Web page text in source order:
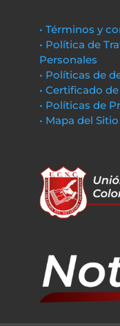
• Términos y
• Política de
Personales
• Políticas de
• Certificado
• Políticas de
• Mapa del Sitio